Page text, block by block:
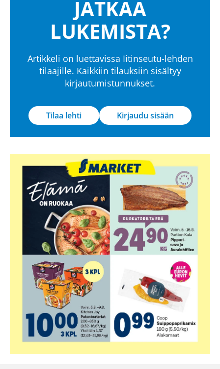
JATKAA
LUKEMISTA?
Artikkeli on luettavissa Iitinseutu-lehden
tilaajille. Kaikkiin tilauksiin sisältyy
kirjautumistunnukset.
Tilaa lehti Kirjaudu sisään